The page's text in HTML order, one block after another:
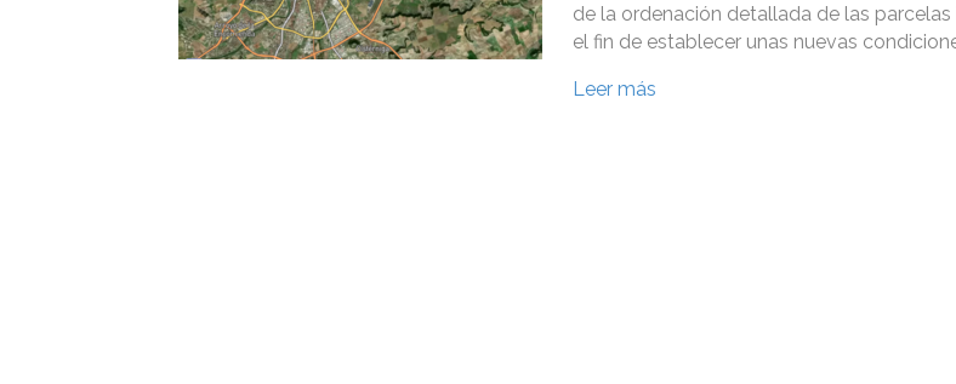
de la ordenación detallada de las
el fin de establecer unas nuevas
Leer más